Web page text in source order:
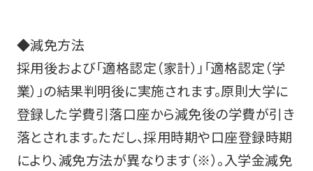
◆減免方法
採用後および「適格認定（家計）」「適格認定（学
業）」の結果判明後に実施されます。原則大学に
登録した学費引落口座から減免後の学費が引き
落とされます。ただし、採用時期や口座登録時期
により、減免方法が異なります（※）。入学金減免